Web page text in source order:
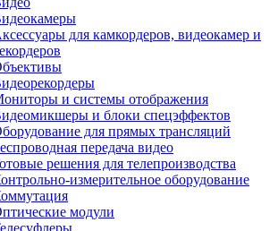
для камкордеров, видеокамер и
и системы отображения
и блоки спецэффектов
для прямых трансляций
передача видео
решения для телепроизводства
измерительное оборудование
модули